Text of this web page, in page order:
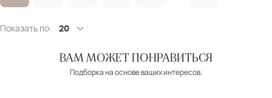
Показать по: 20
ВАМ МОЖЕТ ПОНРАВИТЬСЯ
Подборка на основе ваших интересов.